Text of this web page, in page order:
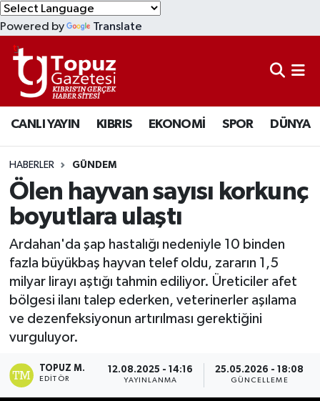
Powered by Translate
CANLI YAYIN KIBRIS EKONOMİ SPOR DÜNYA
HABERLER GÜNDEM
Ölen hayvan sayısı korkunç
boyutlara ulaştı
Ardahan'da şap hastalığı nedeniyle 10 binden
fazla büyükbaş hayvan telef oldu, zararın 1,5
milyar lirayı aştığı tahmin ediliyor. Üreticiler afet
bölgesi ilanı talep ederken, veterinerler aşılama
ve dezenfeksiyonun artırılması gerektiğini
vurguluyor.
TOPUZ M.
EDITÖR
12.08.2025 - 14:16
YAYINLANMA
25.05.2026 - 18:08
GÜNCELLEME
KIBRIS
DÜNYA
EKONOMİ
MAGAZİN
SAĞLIK
SPOR
TEKNOLOJİ
Lefkoşa Nöbetçi Eczaneler
Lefkoşa Hava Durumu
Lefkoşa Trafik Yoğunluk Haritası
Süper Lig Puan Durumu ve Fikstür
Tüm Manşetler
Son Dakika Haberleri
Haber Arşivi